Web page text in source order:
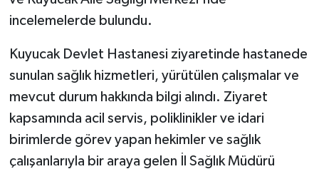
incelemelerde bulundu.
Kuyucak Devlet Hastanesi ziyaretinde hastanede
sunulan sağlık hizmetleri, yürütülen çalışmalar ve
mevcut durum hakkında bilgi alındı. Ziyaret
kapsamında acil servis, poliklinikler ve idari
birimlerde görev yapan hekimler ve sağlık
çalışanlarıyla bir araya gelen İl Sağlık Müdürü